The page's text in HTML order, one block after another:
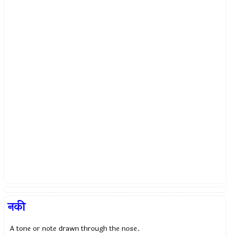
नकी
A tone or note drawn through the nose.